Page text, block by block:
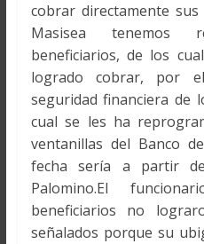
cobrar directamente
Masisea tenemos
beneficiarios, de los
logrado cobrar, por
seguridad financiera de
cual se les ha
ventanillas del Banco
fecha sería a partir
Palomino.El
beneficiarios no
señalados porque su